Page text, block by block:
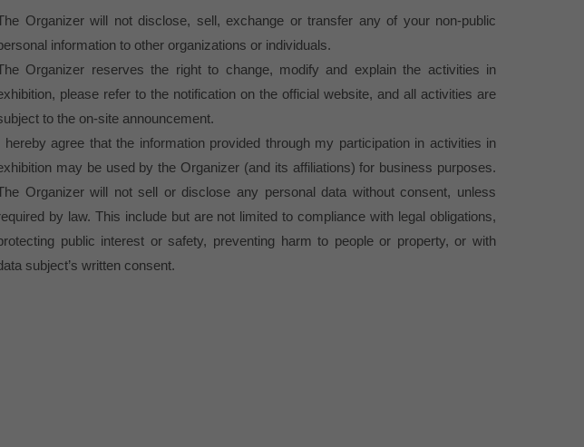
Organizer will not disclose, sell, exchange or transfer any of your non-public
information to other organizations or individuals.
Organizer reserves the right to change, modify and explain the activities in
please refer to the notification on the official website, and all activities are
to the on-site announcement.
hereby agree that the information provided through my participation in activities in
may be used by the Organizer (and its affiliations) for business purposes.
Organizer will not sell or disclose any personal data without consent, unless
by law. This include but are not limited to compliance with legal obligations,
public interest or safety, preventing harm to people or property, or with
subject’s written consent.